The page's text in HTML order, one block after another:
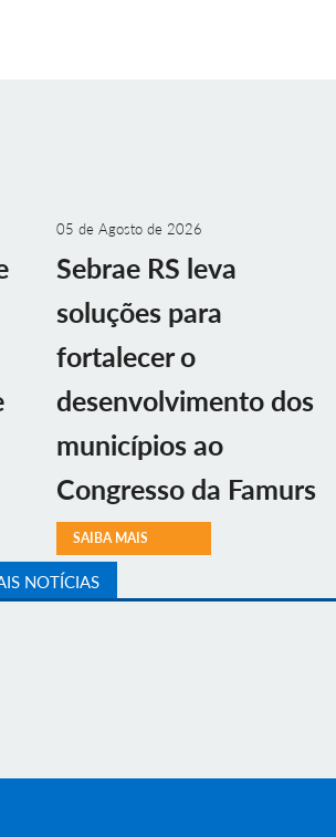
05 de Agosto de 2026
Sebrae RS leva
soluções para
fortalecer o
desenvolvimento dos
municípios ao
Congresso da Famurs
SAIBA MAIS
NOTÍCIAS